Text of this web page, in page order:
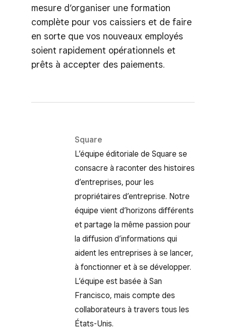
mesure d’organiser une formation
complète pour vos caissiers et de faire
en sorte que vos nouveaux employés
soient rapidement opérationnels et
prêts à accepter des paiements.
Square
L’équipe éditoriale de Square se
consacre à raconter des histoires
d’entreprises, pour les
propriétaires d’entreprise. Notre
équipe vient d’horizons différents
et partage la même passion pour
la diffusion d’informations qui
aident les entreprises à se lancer,
à fonctionner et à se développer.
L’équipe est basée à San
Francisco, mais compte des
collaborateurs à travers tous les
États-Unis.